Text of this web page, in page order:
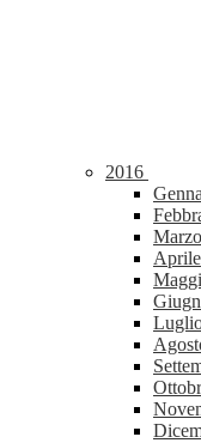
2016
Marzo
Aprile